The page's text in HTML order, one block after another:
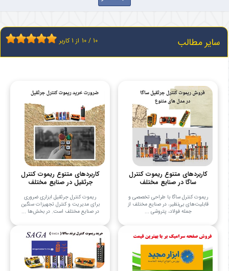
سایر مطالب 10 / 10 از 1کاربر
کاربردهای متنوع ریموت کنترل
ساگا در صنایع مختلف
ریموت کنترل ساگا با طراحی تخصصی و
قابلیت‌های بی‌نظیر، در صنایع مختلف از
جمله فولاد، پتروشی ...
کاربردهای متنوع ریموت کنترل
جرثقیل در صنایع مختلف
ریموت کنترل جرثقیل ابزاری ضروری
برای مدیریت و کنترل تجهیزات سنگین
در صنایع مختلف است. در بخش‌ها ...